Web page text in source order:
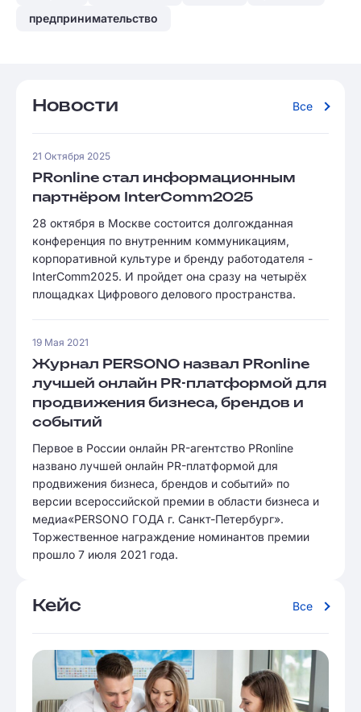
предпринимательство
Новости Все
21 Октября 2025
PRonline стал информационным
партнёром InterComm2025
28 октября в Москве состоится долгожданная
конференция по внутренним коммуникациям,
корпоративной культуре и бренду работодателя -
InterComm2025. И пройдет она сразу на четырёх
площадках Цифрового делового пространства.
19 Мая 2021
Журнал PERSONO назвал PRonline
лучшей онлайн PR-платформой для
продвижения бизнеса, брендов и
событий
Первое в России онлайн PR-агентство PRonline
названо лучшей онлайн PR-платформой для
продвижения бизнеса, брендов и событий» по
версии всероссийской премии в области бизнеса и
медиа«PERSONO ГОДА г. Санкт-Петербург».
Торжественное награждение номинантов премии
прошло 7 июля 2021 года.
Кейс Все